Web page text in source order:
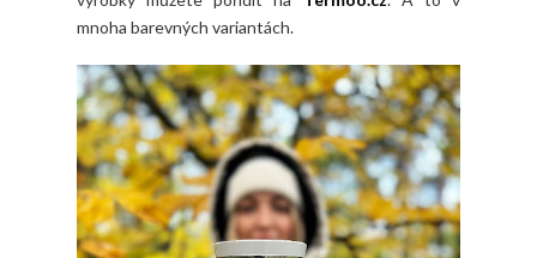
mnoha barevných variantách.